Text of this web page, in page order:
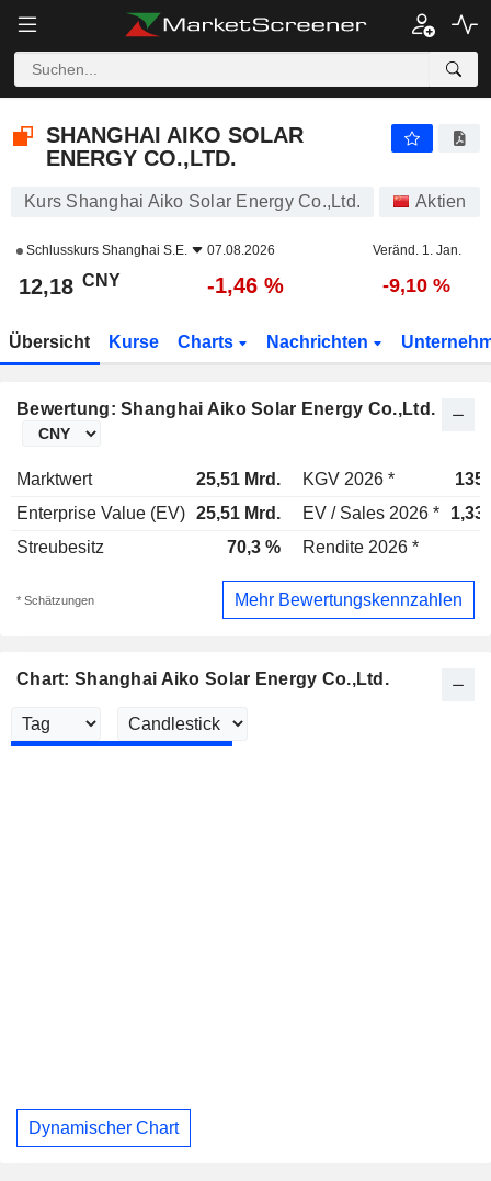
SHANGHAI AIKO SOLAR
ENERGY CO.,LTD.
Kurs Shanghai Aiko Solar Energy Co.,Ltd. Aktien
Schlusskurs Shanghai S.E. 07.08.2026 Veränd. 1. Jan.
12,18 CNY -1,46 % -9,10 %
Übersicht Kurse Charts Nachrichten
Bewertung: Shanghai Aiko Solar Energy Co.,Ltd.
Marktwert 25,51 Mrd. KGV 2026 *
Enterprise Value (EV) 25,51 Mrd. EV / Sales 2026 *
Streubesitz
70,3 % Rendite 2026 *
* Schätzungen Mehr Bewertungskennzahlen
Chart: Shanghai Aiko Solar Energy Co.,Ltd.
Dynamischer Chart